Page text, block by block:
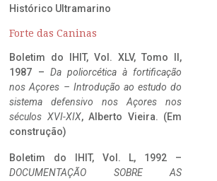
Histórico Ultramarino
Forte das Caninas
Boletim do IHIT, Vol. XLV, Tomo II,
1987 – Da poliorcética à fortificação
nos Açores – Introdução ao estudo do
sistema defensivo nos Açores nos
séculos XVI-XIX, Alberto Vieira. (Em
construção)
Boletim do IHIT, Vol. L, 1992 –
DOCUMENTAÇÃO SOBRE AS